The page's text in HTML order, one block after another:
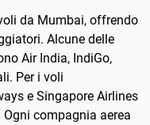
da Mumbai, offrendo
Alcune delle
Air India, IndiGo,
Per i voli
e Singapore Airlines
compagnia aerea